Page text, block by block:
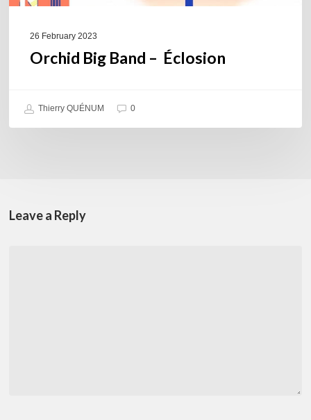
26 February 2023
Orchid Big Band – Éclosion
Thierry QUÉNUM 0
Leave a Reply